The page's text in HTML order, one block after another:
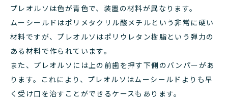
プレオルソは色が青色で、装置の材料が異なります。
ムーシールドはポリメタクリル酸メチルという非常に硬い
材料ですが、プレオルソはポリウレタン樹脂という弾力の
ある材料で作られています。
また、プレオルソには上の前歯を押す下側のバンパーがあ
ります。これにより、プレオルソはムーシールドよりも早
く受け口を治すことができるケースもあります。